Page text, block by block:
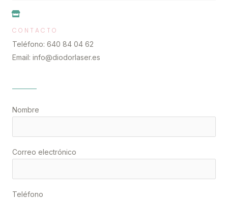
CONTACTO
Teléfono: 640 84 04 62
Email: info@diodorlaser.es
Nombre
Correo electrónico
Teléfono